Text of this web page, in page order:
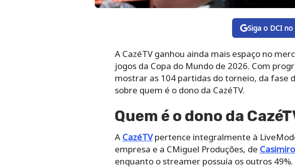
Siga o DCI
A CazéTV ganhou ainda mais espaço no
jogos da Copa do Mundo de 2026. Com
mostrar as 104 partidas do torneio, da fase
sobre quem é o dono da CazéTV.
Quem é o dono da
A CazéTVpertence integralmente à
empresa e a CMiguel Produções, de
enquanto o streamer possuía os outros 49%.